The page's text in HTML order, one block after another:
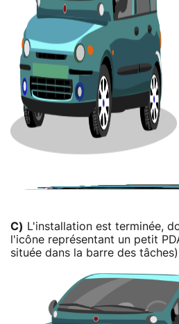
C)
L'installation est terminée,
l'icône représentant un petit
située dans la barre des